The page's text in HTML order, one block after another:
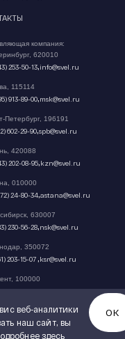
компания:
620010
253-50-13 info@svel.ru
115114
913-89-00 msk@svel.ru
Петербург, 196191
602-29-90 spb@svel.ru
420088
202-08-95 kzn@svel.ru
010000
24-80-34 astana@svel.ru
630007
230-56-28 nsk@svel.ru
350072
203-15-07 ksr@svel.ru
100000
205-89-66,tash@svel.ru
веб-аналитики
наш сайт, вы
здесь
ОК